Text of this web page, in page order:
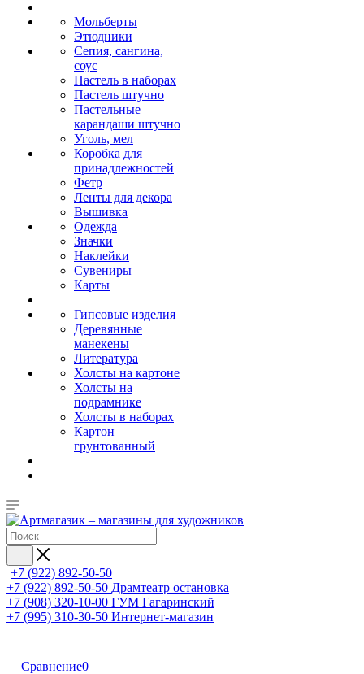
Мольберты
Этюдники
Сепия, сангина,
соус
Пастель в наборах
Пастель штучно
Пастельные
карандаши штучно
Уголь, мел
Коробка для
принадлежностей
Фетр
Ленты для декора
Вышивка
Одежда
Значки
Наклейки
Сувениры
Карты
Гипсовые изделия
Деревянные
манекены
Литература
Холсты на картоне
Холсты на
подрамнике
Холсты в наборах
Картон
грунтованный
+7 (922) 892-50-50
+7 (922) 892-50-50 Драмтеатр остановка
+7 (908) 320-10-00 ГУМ Гагаринский
+7 (995) 310-30-50 Интернет-магазин
Сравнение0